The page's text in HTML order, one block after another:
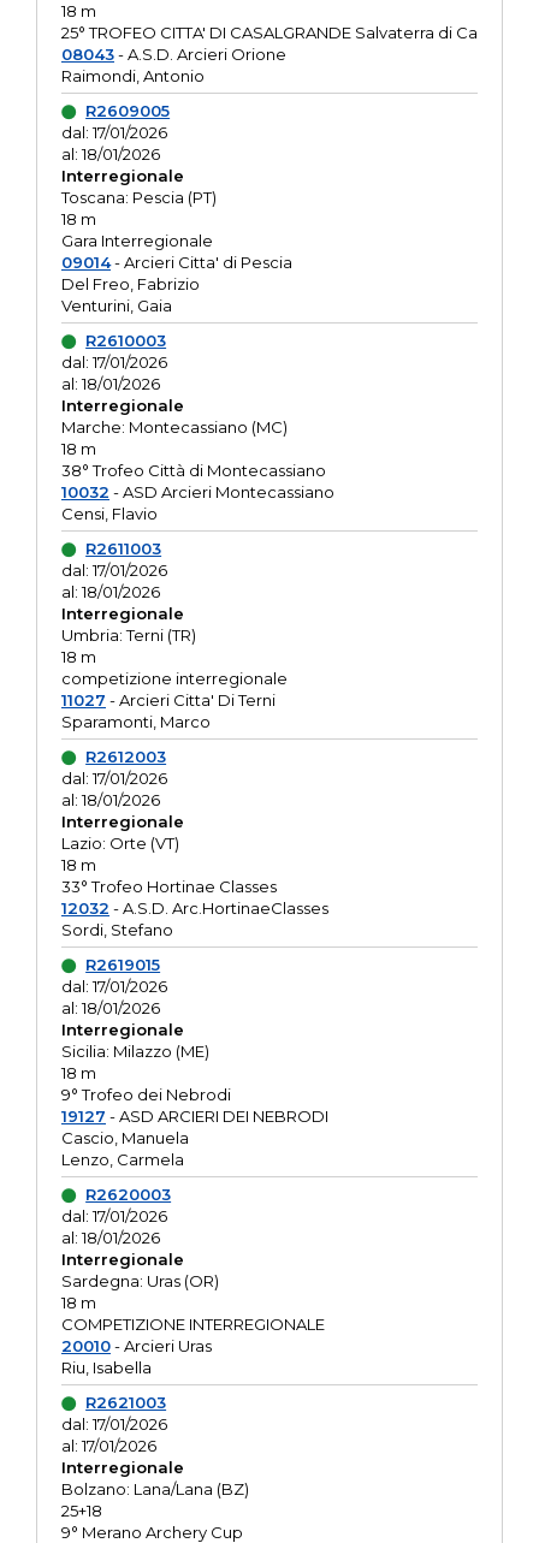
18 m
25° TROFEO CITTA' DI CASALGRANDE Salvaterra di Ca
08043- A.S.D. Arcieri Orione
Raimondi, Antonio
R2609005
dal: 17/01/2026
al: 18/01/2026
Interregionale
Toscana: Pescia (PT)
18 m
Gara Interregionale
09014- Arcieri Citta' di Pescia
Del Freo, Fabrizio
Venturini, Gaia
R2610003
dal: 17/01/2026
al: 18/01/2026
Interregionale
Marche: Montecassiano (MC)
18 m
38° Trofeo Città di Montecassiano
10032 - ASD Arcieri Montecassiano
Censi, Flavio
R2611003
dal: 17/01/2026
al: 18/01/2026
Interregionale
Umbria: Terni (TR)
18 m
competizione interregionale
11027 - Arcieri Citta' Di Terni
Sparamonti, Marco
R2612003
dal: 17/01/2026
al: 18/01/2026
Interregionale
Lazio: Orte (VT)
18 m
33° Trofeo Hortinae Classes
12032 - A.S.D. Arc.HortinaeClasses
Sordi, Stefano
R2619015
dal: 17/01/2026
al: 18/01/2026
Interregionale
Sicilia: Milazzo (ME)
18 m
9° Trofeo dei Nebrodi
19127 - ASD ARCIERI DEI NEBRODI
Cascio, Manuela
Lenzo, Carmela
R2620003
dal: 17/01/2026
al: 18/01/2026
Interregionale
Sardegna: Uras (OR)
18 m
COMPETIZIONE INTERREGIONALE
20010- Arcieri Uras
Riu, Isabella
R2621003
dal: 17/01/2026
al: 17/01/2026
Interregionale
Bolzano: Lana/Lana (BZ)
25+18
9° Merano Archery Cup